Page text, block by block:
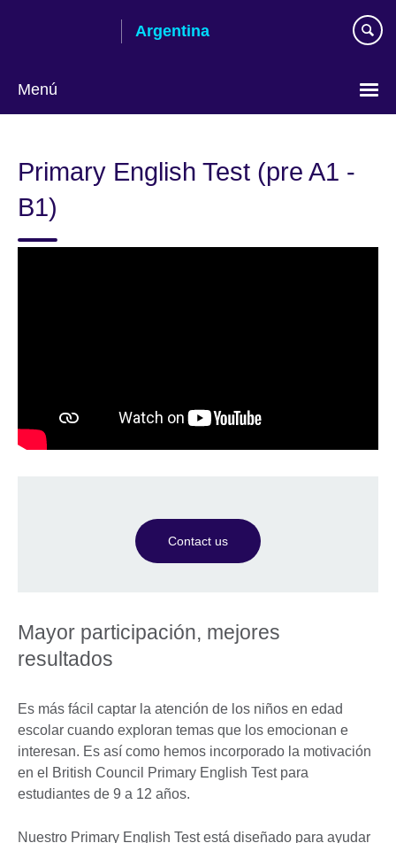
Argentina
Menú
language
Primary English Test (pre A1 -
B1)
Contact us
Mayor participación, mejores
resultados
Es más fácil captar la atención de los niños en edad
escolar cuando exploran temas que los emocionan e
interesan. Es así como hemos incorporado la motivación
en el British Council Primary English Test para
estudiantes de 9 a 12 años.
Nuestro Primary English Test está diseñado para ayudar